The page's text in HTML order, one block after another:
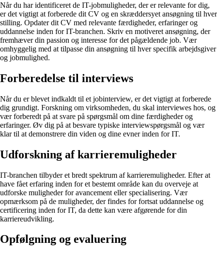
Når du har identificeret de IT-jobmuligheder, der er relevante for dig,
er det vigtigt at forberede dit CV og en skræddersyet ansøgning til hver
stilling. Opdater dit CV med relevante færdigheder, erfaringer og
uddannelse inden for IT-branchen. Skriv en motiveret ansøgning, der
fremhæver din passion og interesse for det pågældende job. Vær
omhyggelig med at tilpasse din ansøgning til hver specifik arbejdsgiver
og jobmulighed.
Forberedelse til interviews
Når du er blevet indkaldt til et jobinterview, er det vigtigt at forberede
dig grundigt. Forskning om virksomheden, du skal interviewes hos, og
vær forberedt på at svare på spørgsmål om dine færdigheder og
erfaringer. Øv dig på at besvare typiske interviewspørgsmål og vær
klar til at demonstrere din viden og dine evner inden for IT.
Udforskning af karrieremuligheder
IT-branchen tilbyder et bredt spektrum af karrieremuligheder. Efter at
have fået erfaring inden for et bestemt område kan du overveje at
udforske muligheder for avancement eller specialisering. Vær
opmærksom på de muligheder, der findes for fortsat uddannelse og
certificering inden for IT, da dette kan være afgørende for din
karriereudvikling.
Opfølgning og evaluering